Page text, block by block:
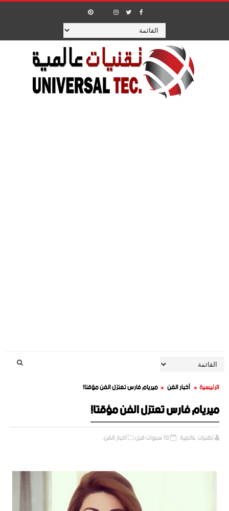
الرئيسية أخبار الفن ميريام فارس تعتزل الفن مؤقتا!
ميريام فارس تعتزل الفن مؤقتا!
تقنيات عالمية 10 سنوات قبل أخبار الفن,